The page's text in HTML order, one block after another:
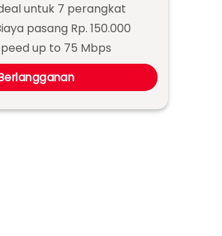
untuk 7 perangkat
pasang Rp. 150.000
up to 75 Mbps